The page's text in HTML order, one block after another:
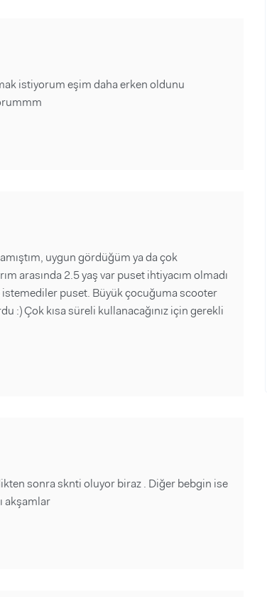
istiyorum eşim daha erken oldunu
uygun gördüğüm ya da çok
arasında 2.5 yaş var puset ihtiyacım olmadı
puset. Büyük çocuğuma scooter
:) Çok kısa süreli kullanacağınız için gerekli
sonra sknti oluyor biraz . Diğer bebgin ise
akşamlar